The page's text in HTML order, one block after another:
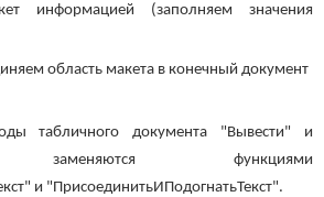
информацией (заполняем значения
область макета в конечный документ
табличного документа "Вывести" и
заменяются функциями
и "ПрисоединитьИПодогнатьТекст".